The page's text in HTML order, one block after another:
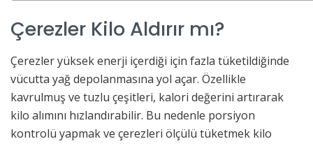
Çerezler Kilo Aldırır mı?
Çerezler yüksek enerji içerdiği için fazla tüketildiğinde
vücutta yağ depolanmasına yol açar. Özellikle
kavrulmuş ve tuzlu çeşitleri, kalori değerini artırarak
kilo alımını hızlandırabilir. Bu nedenle porsiyon
kontrolü yapmak ve çerezleri ölçülü tüketmek kilo